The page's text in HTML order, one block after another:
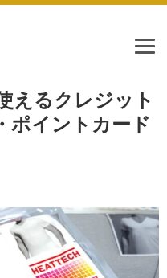
えるクレジット
ポイントカード